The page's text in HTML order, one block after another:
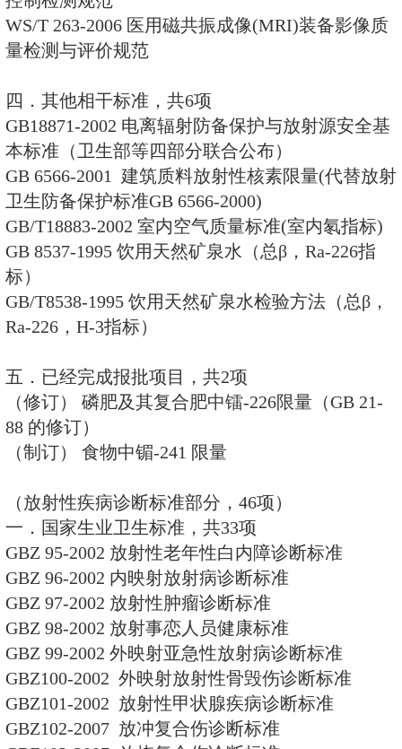
GBZ/T208-2008 基于危险指数的放
GBZ/T200.4-2009 辐射防备保护用
分：膳食构成和元素摄入量
二．国家标准，共20项
GB 21-88 磷肥放射性镭-226限量
GB11713- 用半导体γ谱仪阐发低
样品的标准方法
GB11743- 土壤中放射性核素的γ
GB14882-94 食物中放射性物质
GB/T14883-94 食物中放射性物质
GB/T16137-1995 Χ线诊断中受检
算方法
GB/T16141-1995 放射性核素的α能
GB/T16143-1995 建筑物表面氡析
量方法
GB/T16145-1995 生物样品中放射
发方法
GB/T16146-1995 住房内氡浓度的
GB16348-1996 Χ线诊断中受检者